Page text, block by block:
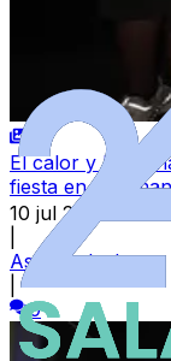
El calor y las
fiesta en
10 jul 2026
Asier Galache
0